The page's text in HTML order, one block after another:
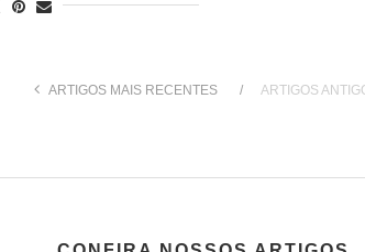
ARTIGOS MAIS RECENTES ARTIGOS